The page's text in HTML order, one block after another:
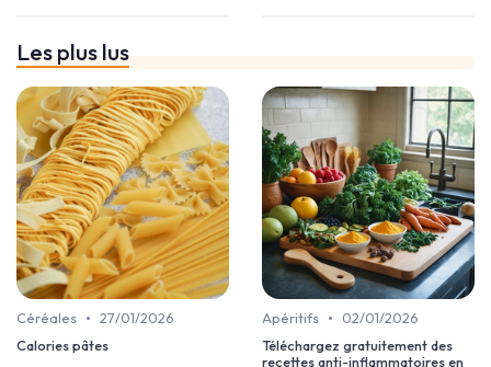
Les plus lus
Céréales • 27/01/2026
Calories pâtes
Apéritifs •
02/01/2026
Téléchargez gratuitement des
recettes anti-inflammatoires en